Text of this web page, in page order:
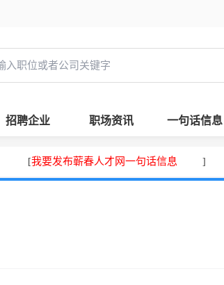
招聘企业 职场资讯 一句话信息
[我要发布蕲春人才网一句话信息 ]